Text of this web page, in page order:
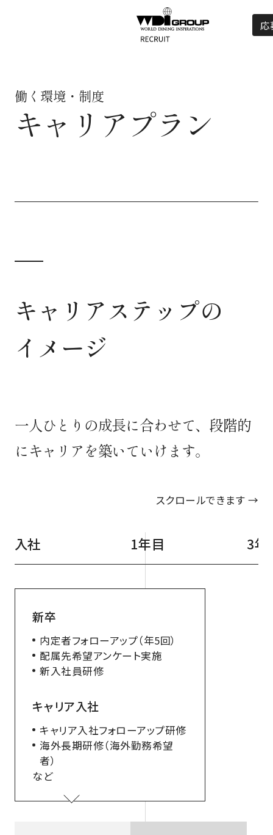
応
働く環境・制度
キャリアプラン
キャリアステップの
イメージ
一人ひとりの成長に合わせて、段階的
にキャリアを築いていけます。
スクロールできます →
入社 1年目 3年
新卒
内定者フォローアップ（年5回）
配属先希望アンケート実施
新入社員研修
キャリア入社
キャリア入社フォローアップ研修
海外長期研修（海外勤務希望
者）
など